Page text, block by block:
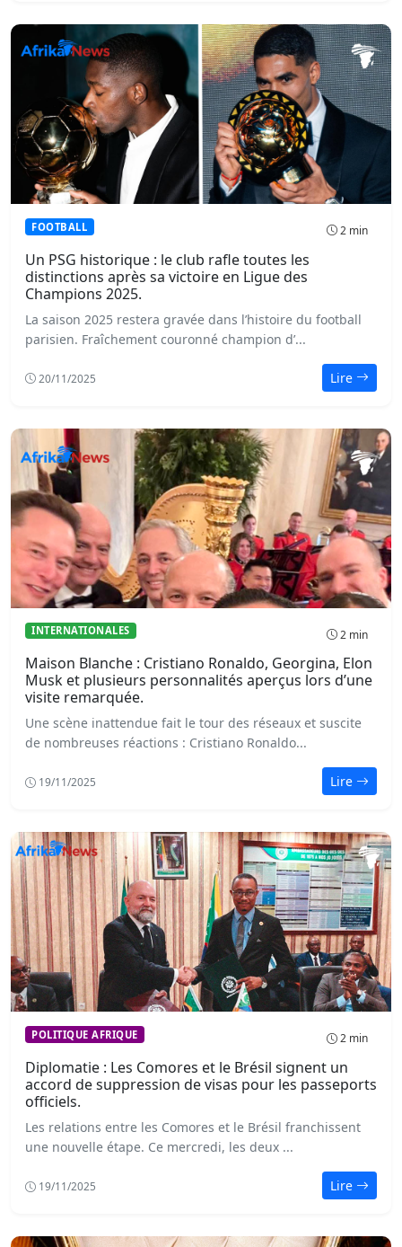
FOOTBALL 2 min
Un PSG historique : le club rafle toutes les
distinctions après sa victoire en Ligue des
Champions 2025.
La saison 2025 restera gravée dans l’histoire du football
parisien. Fraîchement couronné champion d’...
20/11/2025 Lire
INTERNATIONALES 2 min
Maison Blanche : Cristiano Ronaldo, Georgina, Elon
Musk et plusieurs personnalités aperçus lors d’une
visite remarquée.
Une scène inattendue fait le tour des réseaux et suscite
de nombreuses réactions : Cristiano Ronaldo...
19/11/2025 Lire
POLITIQUE AFRIQUE 2 min
Diplomatie : Les Comores et le Brésil signent un
accord de suppression de visas pour les passeports
officiels.
Les relations entre les Comores et le Brésil franchissent
une nouvelle étape. Ce mercredi, les deux ...
19/11/2025 Lire